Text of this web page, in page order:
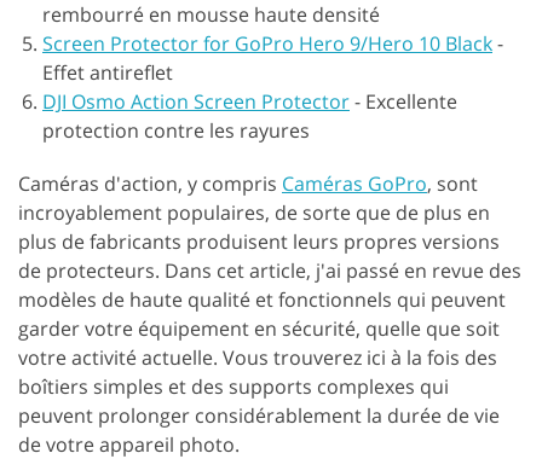
rembourré en mousse haute densité
Screen Protector for GoPro Hero 9/Hero 10 Black-
Effet antireflet
DJI Osmo Action Screen Protector- Excellente
protection contre les rayures
Caméras d'action, y compris Caméras GoPro, sont
incroyablement populaires, de sorte que de plus en
plus de fabricants produisent leurs propres versions
de protecteurs. Dans cet article, j'ai passé en revue des
modèles de haute qualité et fonctionnels qui peuvent
garder votre équipement en sécurité, quelle que soit
votre activité actuelle. Vous trouverez ici à la fois des
boîtiers simples et des supports complexes qui
peuvent prolonger considérablement la durée de vie
de votre appareil photo.